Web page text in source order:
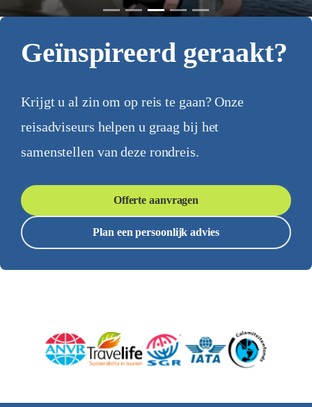
Geïnspireerd geraakt?
Krijgt u al zin om op reis te gaan? Onze
reisadviseurs helpen u graag bij het
samenstellen van deze rondreis.
Offerte aanvragen
Plan een persoonlijk advies